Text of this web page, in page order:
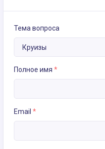
Тема вопроса
Полное имя *
Email *